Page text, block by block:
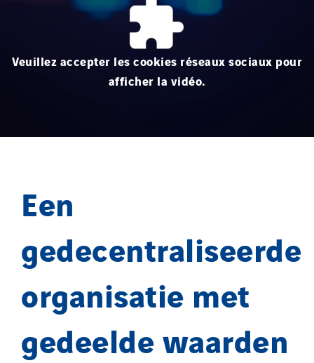
Veuillez accepter les cookies réseaux sociaux pour
afficher la vidéo.
Een
gedecentraliseerde
organisatie met
gedeelde waarden